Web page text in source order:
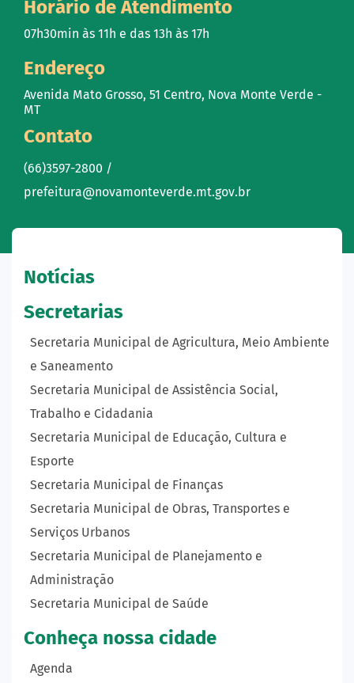
Horário de Atendimento
07h30min às 11h e das 13h às 17h
Endereço
Avenida Mato Grosso, 51 Centro, Nova Monte Verde -
MT
Contato
(66)3597-2800 /
prefeitura@novamonteverde.mt.gov.br
Notícias
Secretarias
Secretaria Municipal de Agricultura, Meio Ambiente
e Saneamento
Secretaria Municipal de Assistência Social,
Trabalho e Cidadania
Secretaria Municipal de Educação, Cultura e
Esporte
Secretaria Municipal de Finanças
Secretaria Municipal de Obras, Transportes e
Serviços Urbanos
Secretaria Municipal de Planejamento e
Administração
Secretaria Municipal de Saúde
Conheça nossa cidade
Agenda